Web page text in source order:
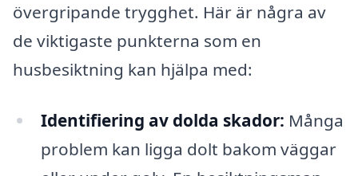
övergripande trygghet. Här är några av
de viktigaste punkterna som en
husbesiktning kan hjälpa med:
Identifiering av dolda skador: Många
problem kan ligga dolt bakom väggar